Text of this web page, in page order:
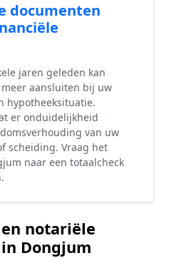
documenten
jaren geleden kan
aansluiten bij uw
hypotheeksituatie.
er onduidelijkheid
van uw
scheiding. Vraag het
naar een totaalcheck
notariële
Dongjum